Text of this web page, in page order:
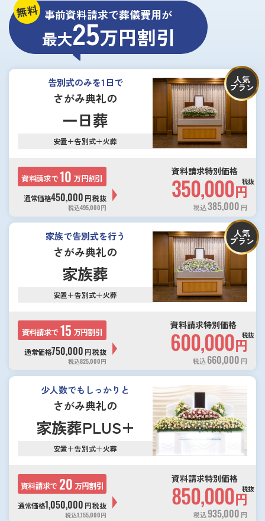
無料 事前資料請求で葬儀費用が
最大25万円割引
告別式のみを1日で
さがみ典礼の
一日葬
安置＋告別式＋火葬
人気
プラン
資料請求で10 万円割引
通常価格450,000 円税抜
税込495,000円
資料請求特別価格
350,000円
税抜
税込385,000 円
家族で告別式を行う
さがみ典礼の
家族葬
安置＋告別式＋火葬
人気
プラン
資料請求で15 万円割引
通常価格750,000 円税抜
税込825,000円
資料請求特別価格
600,000円
税抜
税込660,000 円
少人数でもしっかりと
さがみ典礼の
家族葬PLUS+
安置＋告別式＋火葬
資料請求で 20 万円割引
通常価格1,050,000 円税抜
税込1,155,000円
資料請求特別価格
850,000円
税抜
税込935,000 円